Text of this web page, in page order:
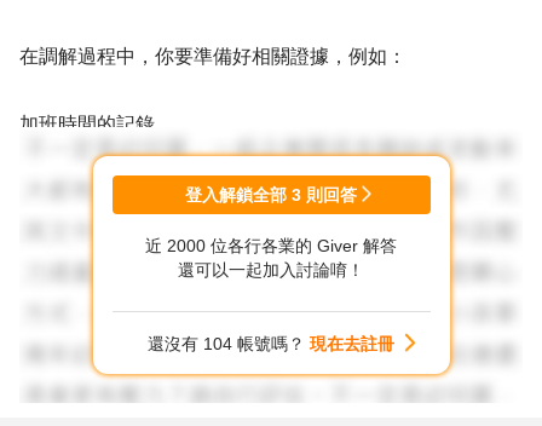
在調解過程中，你要準備好相關證據，例如：
加班時間的記錄
與經理協商的證據，例如：錄音、錄影、LINE對話等
如果你能提出充分的證據，那麼調解委員就有可能會判決你
登入解鎖全部 3 則回答
近 2000 位各行各業的 Giver 解答
還可以一起加入討論唷！
還沒有 104 帳號嗎？ 現在去註冊